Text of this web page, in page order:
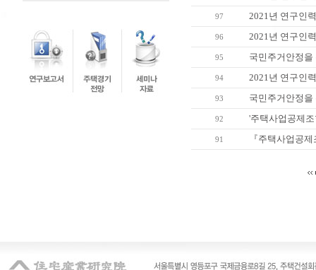
97 2021년 연구인
96 2021년 연구인
95 국민주거안정을
94 2021년 연구인
93 국민주거안정을
92 '주택사업공제
91 『주택사업공